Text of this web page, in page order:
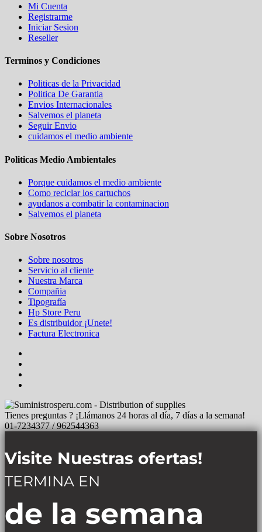
Mi Cuenta
Registrarme
Iniciar Sesion
Reseller
Terminos y Condiciones
Politicas de la Privacidad
Politica De Garantia
Envios Internacionales
Salvemos el planeta
Seguir Envio
cuidamos el medio ambiente
Politicas Medio Ambientales
Porque cuidamos el medio ambiente
Como reciclar los cartuchos
ayudanos a combatir la contaminacion
Salvemos el planeta
Sobre Nosotros
Sobre nosotros
Servicio al cliente
Nuestra Marca
Compañia
Tipografía
Hp Store Peru
Es distribuidor ¡Unete!
Factura Electronica
Tienes preguntas ? ¡Llámanos 24 horas al día, 7 días a la semana!
01-7234377 / 962544363
Visite Nuestras ofertas!
TERMINA EN
de la semana